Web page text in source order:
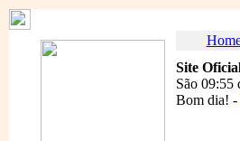
Site
São 09:55
Bom dia! -